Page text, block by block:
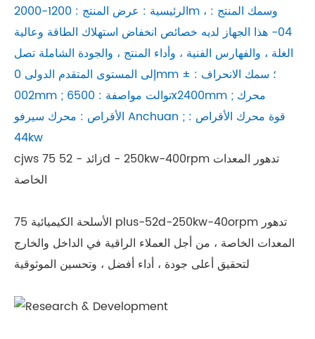
الرئيسية : عرض المنتج : 1200-2000m ، وسمك المنتج :
04- هذا الجهاز لديه خصائص انخفاض استهلاك الطاقة وعالية
الغلة ، والفهارس الفنية ، وأداء المنتج ، والجودة الشاملة تصل
إلى المستوى المتقدم الدولى 0mm ؛ سمك الانحراف : ±
002mm ; توالت مواصفة : 6500x2400mm ; محرك
الأقراص : محرك سيرفو Anchuan ; قوة محرك الأقراص :
44kw
cjws 75 زائد - 52d - 250kw-400rpm تدهور المعدات
الخاصة
الأسلحة الكيميائية 75 plus-52d-250kw-40orpm تدهور
المعدات الخاصة ، من أجل العملاء الراقية في الداخل والخارج
لتحقيق أعلى جودة ، أداء أفضل ، وتحسين الموثوقية